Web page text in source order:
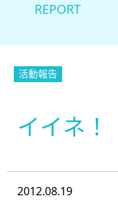
REPORT
活動報告
イイネ！
2012.08.19